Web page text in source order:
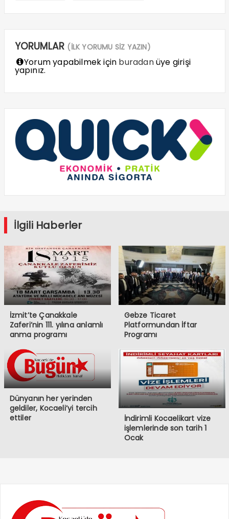
YORUMLAR (İLK YORUMU SİZ YAZIN)
Yorum yapabilmek için buradanüye girişi
yapınız.
İlgili Haberler
İzmit’te Çanakkale
Zaferi’nin 111. yılına anlamlı
anma programı
Gebze Ticaret
Platformundan İftar
Programı
Dünyanın her yerinden
geldiler, Kocaeli’yi tercih
ettiler
İndirimli Kocaelikart vize
işlemlerinde son tarih 1
Ocak